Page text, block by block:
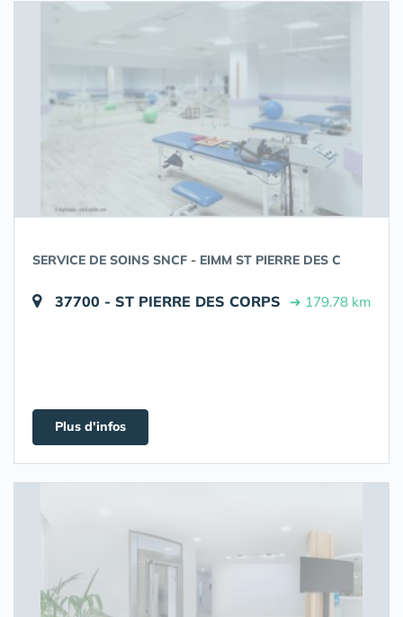
SERVICE DE SOINS SNCF - EIMM ST PIERRE DES C
37700 - ST PIERRE DES CORPS ➔ 179.78 km
Plus d'infos